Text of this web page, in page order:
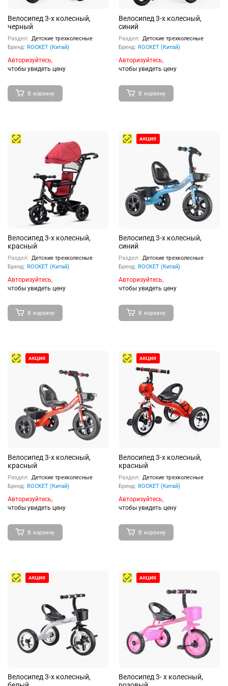
Велосипед 3-х колесный,
черный
Раздел: Детские трехколесные
Бренд: ROCKET (Китай)
Авторизуйтесь,
чтобы увидеть цену
В корзину
Велосипед 3-х колесный,
синий
Раздел: Детские трехколесные
Бренд: ROCKET (Китай)
Авторизуйтесь,
чтобы увидеть цену
В корзину
Велосипед 3-х колесный,
красный
Раздел: Детские трехколесные
Бренд: ROCKET (Китай)
Авторизуйтесь,
чтобы увидеть цену
В корзину
Велосипед 3-х колесный,
синий
Раздел: Детские трехколесные
Бренд: ROCKET (Китай)
Авторизуйтесь,
чтобы увидеть цену
В корзину
Велосипед 3-х колесный,
красный
Раздел: Детские трехколесные
Бренд: ROCKET (Китай)
Авторизуйтесь,
чтобы увидеть цену
В корзину
Велосипед 3-х колесный,
красный
Раздел: Детские трехколесные
Бренд: ROCKET (Китай)
Авторизуйтесь,
чтобы увидеть цену
В корзину
Велосипед 3-х колесный,
Велосипед 3- х колесный,